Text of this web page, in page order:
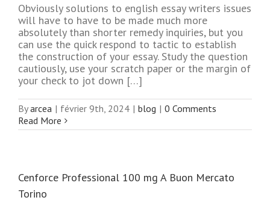
Obviously solutions to english essay writers issues
will have to have to be made much more
absolutely than shorter remedy inquiries, but you
can use the quick respond to tactic to establish
the construction of your essay. Study the question
cautiously, use your scratch paper or the margin of
your check to jot down […]
Byarcea | février 9th, 2024 | blog | 0 Comments
Read More
Cenforce Professional 100 mg A Buon Mercato
Torino